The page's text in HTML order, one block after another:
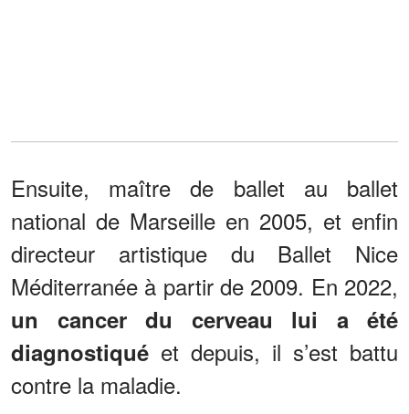
Ensuite, maître de ballet au ballet
national de Marseille en 2005, et enfin
directeur artistique du Ballet Nice
Méditerranée à partir de 2009. En 2022,
un cancer du cerveau lui a été
diagnostiqué et depuis, il s’est battu
contre la maladie.